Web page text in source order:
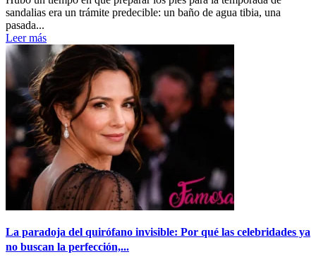
sandalias era un trámite predecible: un baño de agua tibia, una
pasada...
Leer más
La paradoja del quirófano invisible: Por qué las celebridades ya
no buscan la perfección,...